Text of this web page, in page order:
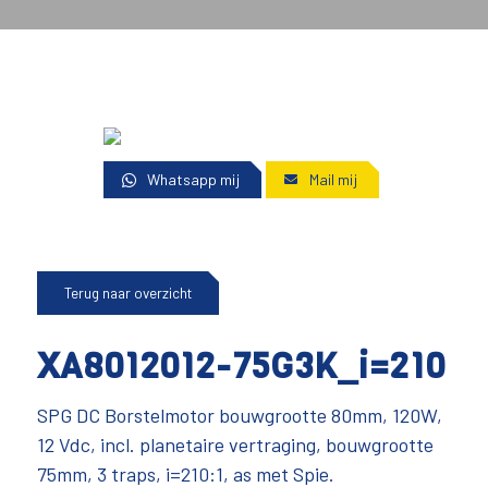
Whatsapp mij Mail mij
Terug naar overzicht
XA8012012-75G3K_i=210
SPG DC Borstelmotor bouwgrootte 80mm, 120W,
12 Vdc, incl. planetaire vertraging, bouwgrootte
75mm, 3 traps, i=210:1, as met Spie.